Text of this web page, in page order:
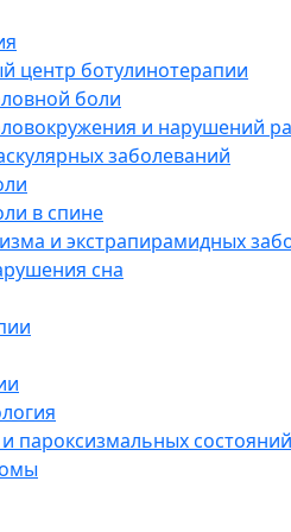
центр ботулинотерапии
боли
и нарушений
заболеваний
в спине
и экстрапирамидных
сна
пароксизмальных состояний